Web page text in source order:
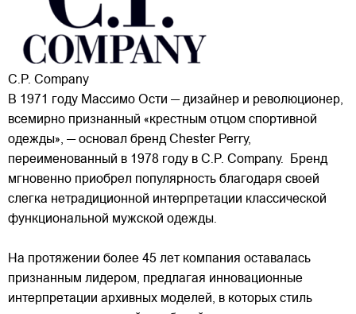
C.P. Company
В 1971 году Массимо Ости — дизайнер и революционер,
всемирно признанный «крестным отцом спортивной
одежды», — основал бренд Chester Perry,
переименованный в 1978 году в C.P. Company. Бренд
мгновенно приобрел популярность благодаря своей
слегка нетрадиционной интерпретации классической
функциональной мужской одежды.
На протяжении более 45 лет компания оставалась
признанным лидером, предлагая инновационные
интерпретации архивных моделей, в которых стиль